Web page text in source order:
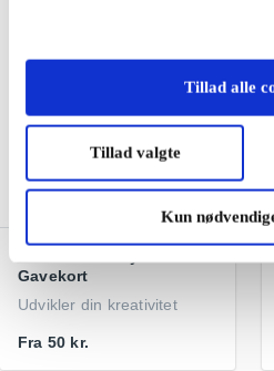
Tillad alle
Tillad valgte
Kun
Gavekort
Udvikler din kreativitet
Fra 50 kr.